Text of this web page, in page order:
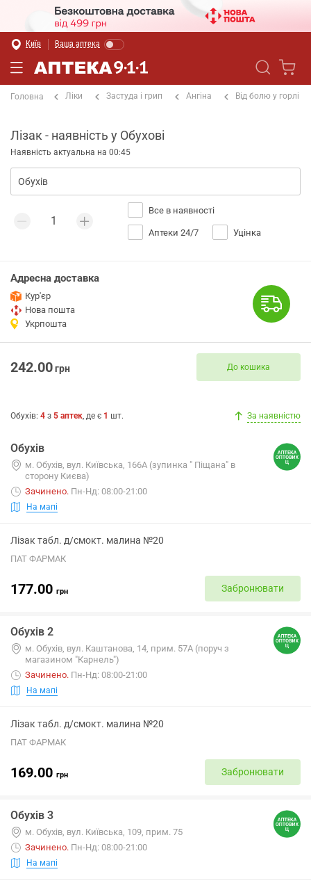
Київ Ваша аптека
Головна Ліки Застуда і грип Ангіна Від болю у горлі
Лізак - наявність у Обухові
Наявність актуальна на 00:45
Все в наявності
Аптеки 24/7 Уцінка
Адресна доставка
Кур'єр
Нова пошта
Укрпошта
242.00грн До кошика
Обухів: 4 з 5 аптек, де є 1 шт. За наявністю
Обухів
м. Обухів, вул. Київська, 166А (зупинка " Піщана" в
сторону Києва)
Зачинено. Пн-Нд: 08:00-21:00
На мапі
Лізак табл. д/смокт. малина №20
ПАТ ФАРМАК
177.00 грн Забронювати
Обухів 2
м. Обухів, вул. Каштанова, 14, прим. 57А (поруч з
магазином "Карнель")
Зачинено. Пн-Нд: 08:00-21:00
На мапі
Лізак табл. д/смокт. малина №20
ПАТ ФАРМАК
169.00 грн Забронювати
Обухів 3
м. Обухів, вул. Київська, 109, прим. 75
Зачинено. Пн-Нд: 08:00-21:00
На мапі